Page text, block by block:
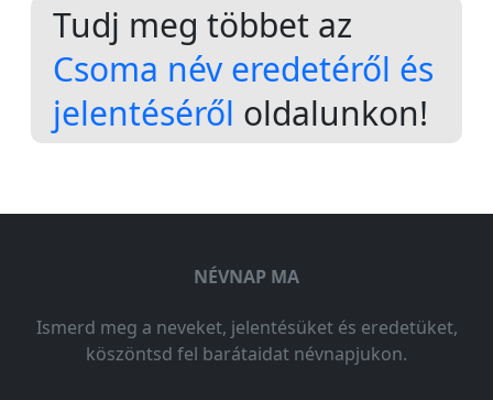
Tudj meg többet az
Csoma név eredetéről és
jelentéséről oldalunkon!
NÉVNAP MA
Ismerd meg a neveket, jelentésüket és eredetüket,
köszöntsd fel barátaidat névnapjukon.